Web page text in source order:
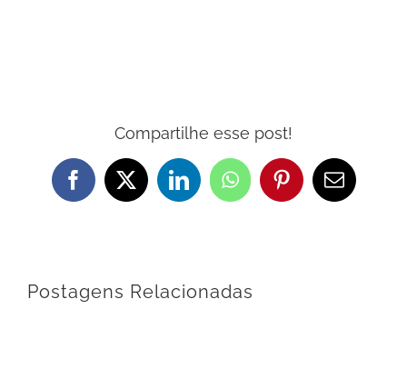
Compartilhe esse post!
Facebook
X LinkedInWhatsApp
Pinterest
E-
Postagens Relacionadas